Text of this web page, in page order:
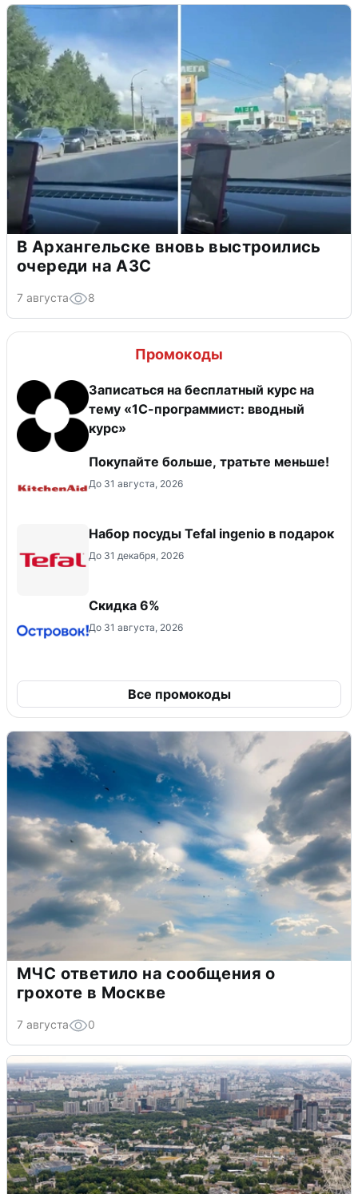
В Архангельске вновь выстроились
очереди на АЗС
7 августа 8
Промокоды
Записаться на бесплатный курс на
тему «1С-программист: вводный
курс»
Покупайте больше, тратьте меньше!
До 31 августа, 2026
Набор посуды Tefal ingenio в подарок
До 31 декабря, 2026
Скидка 6%
До 31 августа, 2026
Все промокоды
МЧС ответило на сообщения о
грохоте в Москве
7 августа 0